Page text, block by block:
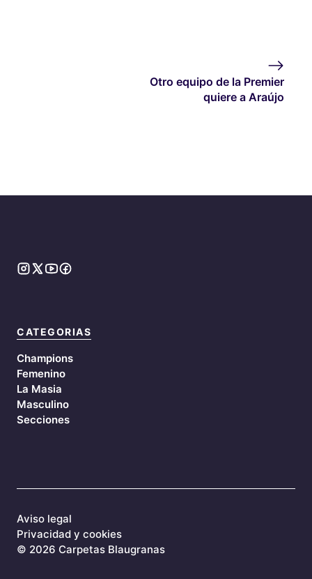
Otro equipo de la Premier
quiere a Araújo
CATEGORIAS
Champions
Femenino
La Masia
Masculino
Secciones
© 2026 Carpetas Blaugranas
Aviso legal
Privacidad y cookies